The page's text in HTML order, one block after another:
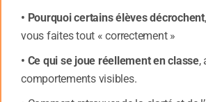
• Pourquoi certains élèves décrochent
vous faites tout « correctement »
• Ce qui se joue réellement en classe,
comportements visibles.